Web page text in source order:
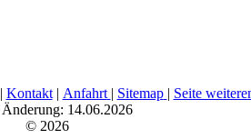
| Kontakt| Anfahrt | Sitemap | Seite
14.06.2026
© 2026